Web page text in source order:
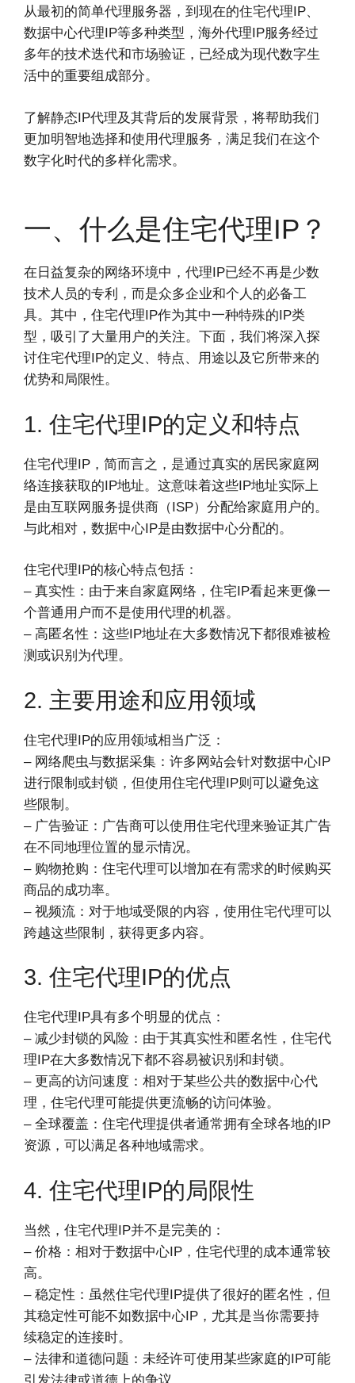
从最初的简单代理服务器，到现在的住宅代理IP、
数据中心代理IP等多种类型，海外代理IP服务经过
多年的技术迭代和市场验证，已经成为现代数字生
活中的重要组成部分。
了解静态IP代理及其背后的发展背景，将帮助我们
更加明智地选择和使用代理服务，满足我们在这个
数字化时代的多样化需求。
一、什么是住宅代理IP？
在日益复杂的网络环境中，代理IP已经不再是少数
技术人员的专利，而是众多企业和个人的必备工
具。其中，住宅代理IP作为其中一种特殊的IP类
型，吸引了大量用户的关注。下面，我们将深入探
讨住宅代理IP的定义、特点、用途以及它所带来的
优势和局限性。
1. 住宅代理IP的定义和特点
住宅代理IP，简而言之，是通过真实的居民家庭网
络连接获取的IP地址。这意味着这些IP地址实际上
是由互联网服务提供商（ISP）分配给家庭用户的。
与此相对，数据中心IP是由数据中心分配的。
住宅代理IP的核心特点包括：
– 真实性：由于来自家庭网络，住宅IP看起来更像一
个普通用户而不是使用代理的机器。
– 高匿名性：这些IP地址在大多数情况下都很难被检
测或识别为代理。
2. 主要用途和应用领域
住宅代理IP的应用领域相当广泛：
– 网络爬虫与数据采集：许多网站会针对数据中心IP
进行限制或封锁，但使用住宅代理IP则可以避免这
些限制。
– 广告验证：广告商可以使用住宅代理来验证其广告
在不同地理位置的显示情况。
– 购物抢购：住宅代理可以增加在有需求的时候购买
商品的成功率。
– 视频流：对于地域受限的内容，使用住宅代理可以
跨越这些限制，获得更多内容。
3. 住宅代理IP的优点
住宅代理IP具有多个明显的优点：
– 减少封锁的风险：由于其真实性和匿名性，住宅代
理IP在大多数情况下都不容易被识别和封锁。
– 更高的访问速度：相对于某些公共的数据中心代
理，住宅代理可能提供更流畅的访问体验。
– 全球覆盖：住宅代理提供者通常拥有全球各地的IP
资源，可以满足各种地域需求。
4. 住宅代理IP的局限性
当然，住宅代理IP并不是完美的：
– 价格：相对于数据中心IP，住宅代理的成本通常较
高。
– 稳定性：虽然住宅代理IP提供了很好的匿名性，但
其稳定性可能不如数据中心IP，尤其是当你需要持
续稳定的连接时。
– 法律和道德问题：未经许可使用某些家庭的IP可能
引发法律或道德上的争议。